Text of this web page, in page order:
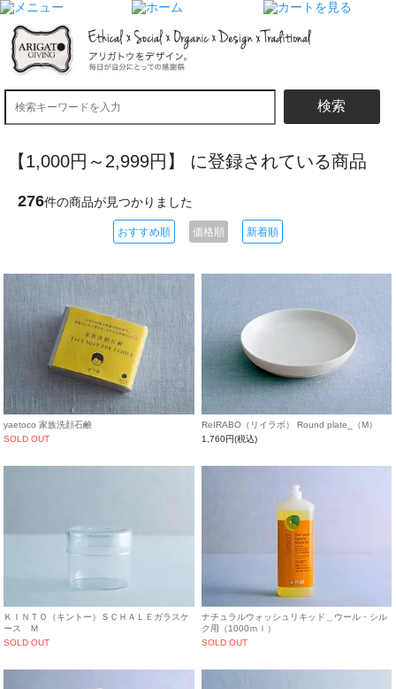
検索
【1,000円～2,999円】 に登録されている商品
276件の商品が見つかりました
おすすめ順 価格順 新着順
yaetoco 家族洗顔石鹸
SOLD OUT
ReIRABO（リイラボ） Round plate_（M）
1,760円(税込)
ＫＩＮＴＯ（キントー）ＳＣＨＡＬＥガラスケ
ース Ｍ
SOLD OUT
ナチュラルウォッシュリキッド＿ウール・シル
ク用（1000ｍｌ）
SOLD OUT